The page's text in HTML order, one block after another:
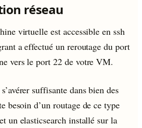
réseau
virtuelle est accessible en ssh
a effectué un reroutage du port
vers le port 22 de votre VM.
suffisante dans bien des
besoin d’un routage de ce type
un elasticsearch installé sur la